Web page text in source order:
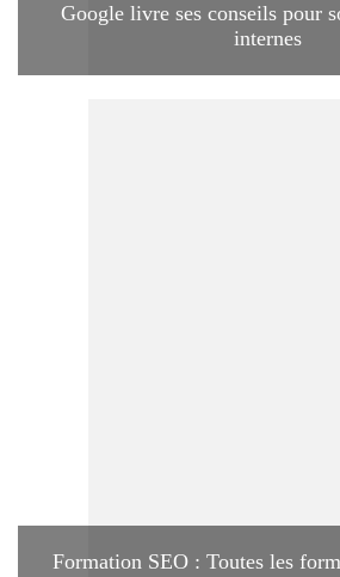
Google livre ses conseils pour
internes
Formation SEO : Toutes les